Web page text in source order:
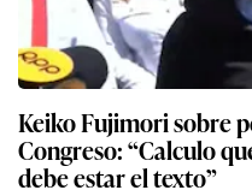
Keiko Fujimori sobre
Congreso: “Calculo
debe estar el texto”